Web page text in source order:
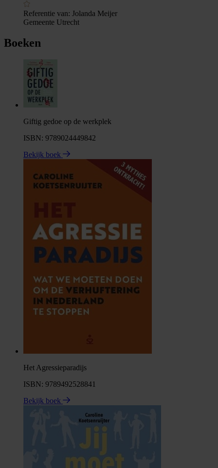
Referentie van: Jolanda Meijer
Gemeente Utrecht
Boeken
Giftig gedoe op de werkplek
ISBN: 9789024449842
Bekijk boek
Het Agressieparadijs
ISBN: 9789492528841
Bekijk boek